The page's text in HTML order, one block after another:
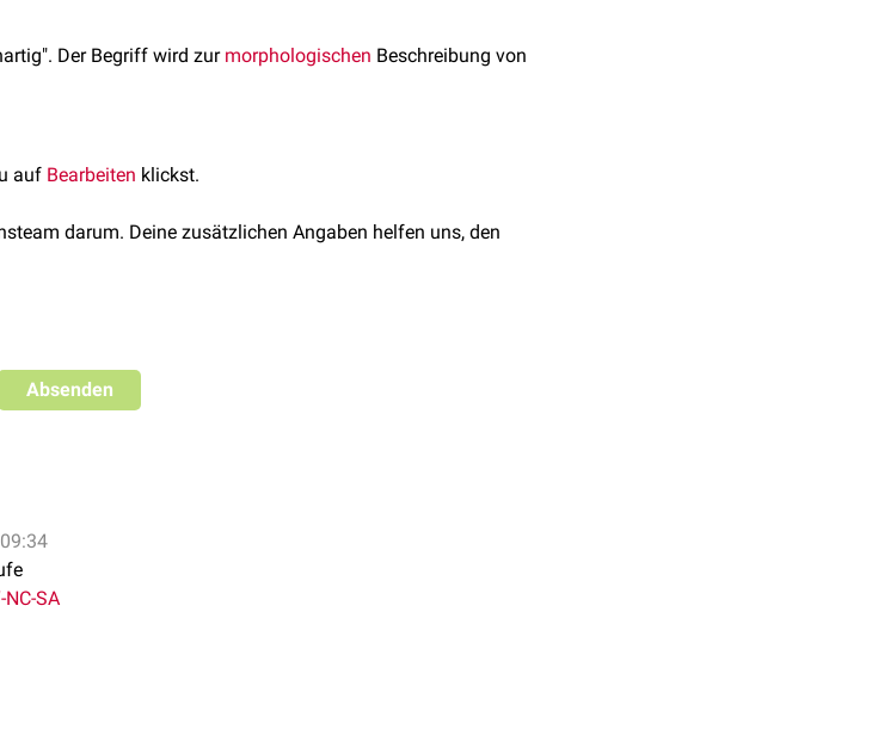
Der Begriff wird zur morphologischen Beschreibung von
auf Bearbeiten klickst.
darum. Deine zusätzlichen Angaben helfen uns, den
Absenden
NC-SA